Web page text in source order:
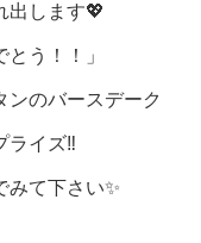
出します💖
う！！」
ンのバースデーク
ライズ‼️
みて下さい✨